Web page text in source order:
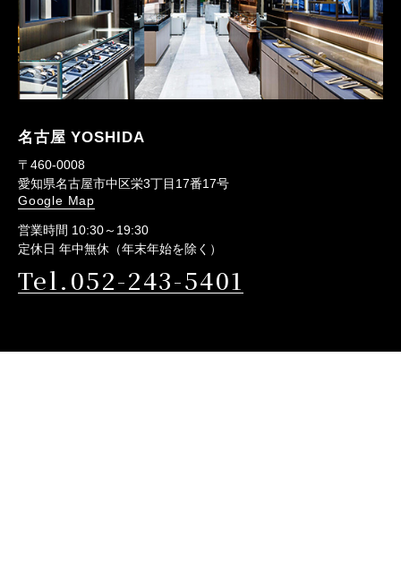
名古屋 YOSHIDA
〒460-0008
愛知県名古屋市中区栄3丁目17番17号
Google Map
営業時間 10:30～19:30
定休日 年中無休（年末年始を除く）
Tel.052-243-5401